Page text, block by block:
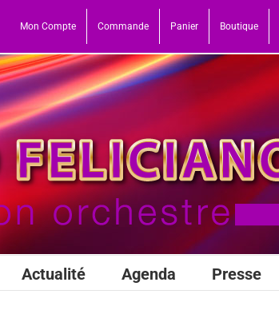
Mon Compte Commande Panier Boutique
Actualité Agenda Presse